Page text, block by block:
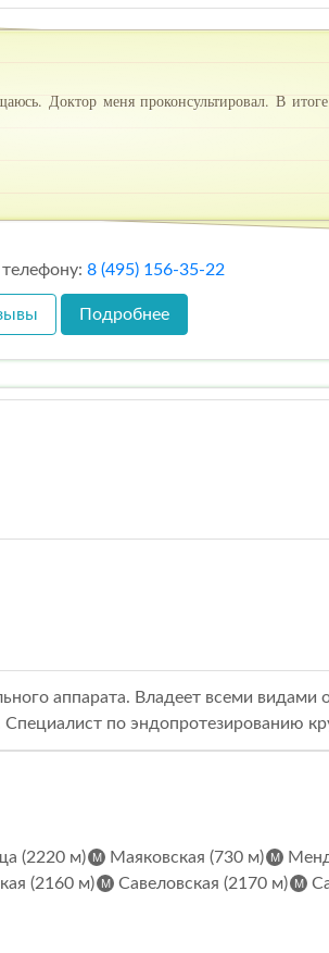
Доктор меня проконсультировал. В
8 (495) 156-35-22
Подробнее
аппарата. Владеет всеми видами
по эндопротезированию
(2220 м) Маяковская (730 м)
(2160 м) Савеловская (2170 м)